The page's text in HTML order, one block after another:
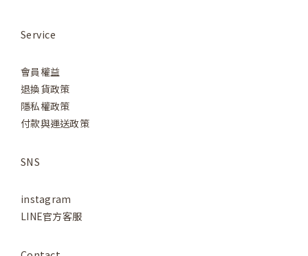
Service
會員權益
退換貨政策
隱私權政策
付款與運送政策
SNS
instagram
LINE官方客服